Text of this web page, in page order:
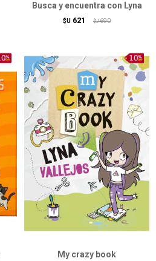
Busca y encuentra con Lyna
$U 621 $U 690
My crazy book